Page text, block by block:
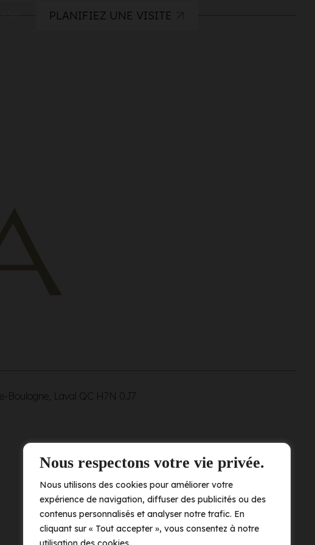
Nous respectons votre vie privée.
Nous utilisons des cookies pour améliorer votre
expérience de navigation, diffuser des publicités ou des
contenus personnalisés et analyser notre trafic. En
cliquant sur « Tout accepter », vous consentez à notre
PLANIFIEZ UNE VISITE
Boulogne, Laval QC H7N 0J7